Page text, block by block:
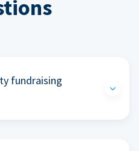
fundraising